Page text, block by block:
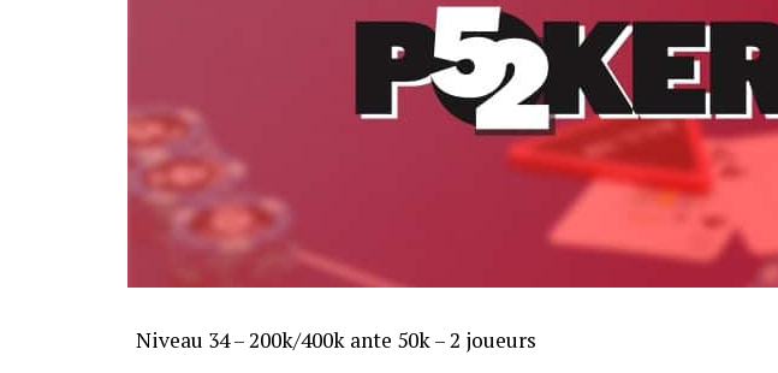
Niveau 34 – 200k/400k ante 50k – 2 joueurs